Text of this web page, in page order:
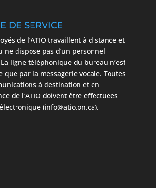
DE SERVICE
de l’ATIO travaillent à distance et
ne dispose pas d’un personnel
ligne téléphonique du bureau n’est
que par la messagerie vocale. Toutes
à destination et en
de l’ATIO doivent être effectuées
(info@atio.on.ca).